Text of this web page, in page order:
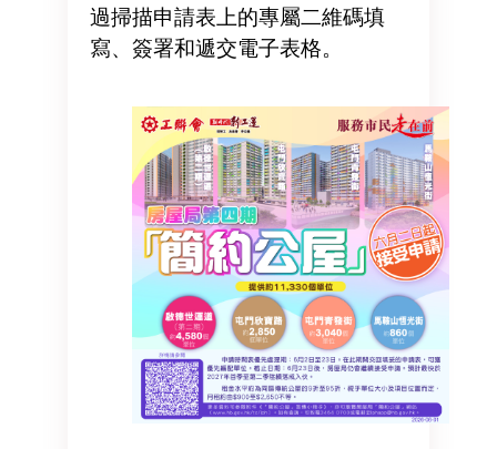
過掃描申請表上的專屬二維碼填
寫、簽署和遞交電子表格。